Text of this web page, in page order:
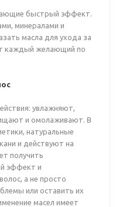
быстрый эффект.
минералами и
масла для ухода за
каждый желающий по
увлажняют,
и омолаживают. В
натуральные
и действуют на
получить
эффект и
а не просто
или оставить их
масел имеет